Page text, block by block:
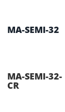
MA-SEMI-32
MA-SEMI-32-
CR